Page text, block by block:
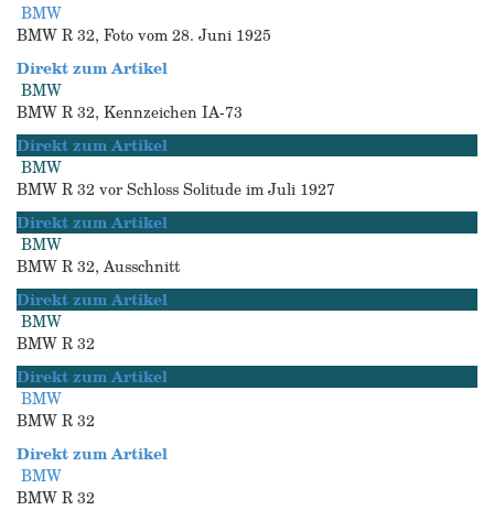
BMW
BMW R 32, Foto vom 28. Juni 1925
Direkt zum Artikel
BMW
BMW R 32, Kennzeichen IA-73
Direkt zum Artikel
BMW
BMW R 32 vor Schloss Solitude im Juli 1927
Direkt zum Artikel
BMW
BMW R 32, Ausschnitt
Direkt zum Artikel
BMW
BMW R 32
Direkt zum Artikel
BMW
BMW R 32
Direkt zum Artikel
BMW
BMW R 32